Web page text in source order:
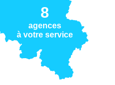
8
agences
à votre service